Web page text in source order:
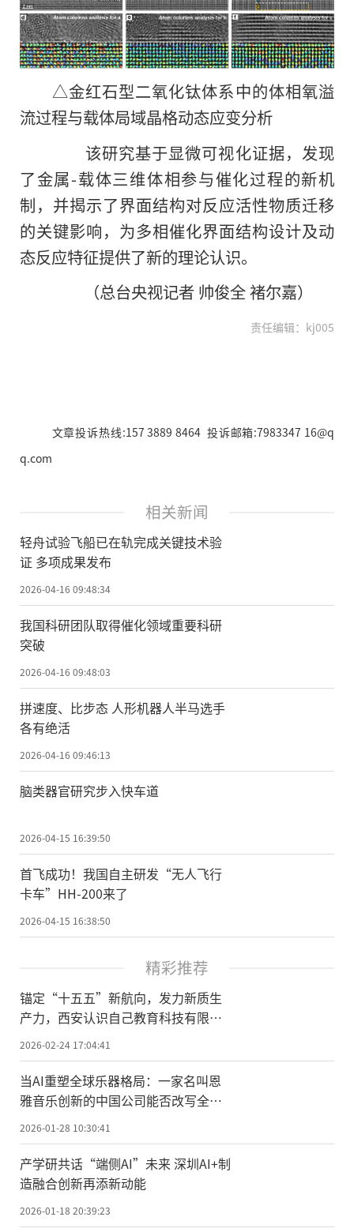
△金红石型二氧化钛体系中的体相氧溢
流过程与载体局域晶格动态应变分析
该研究基于显微可视化证据，发现
了金属-载体三维体相参与催化过程的新机
制，并揭示了界面结构对反应活性物质迁移
的关键影响，为多相催化界面结构设计及动
态反应特征提供了新的理论认识。
（总台央视记者 帅俊全 褚尔嘉）
责任编辑：kj005
文章投诉热线:157 3889 8464 投诉邮箱:7983347 16@q
q.com
相关新闻
轻舟试验飞船已在轨完成关键技术验
证 多项成果发布
2026-04-16 09:48:34
我国科研团队取得催化领域重要科研
突破
2026-04-16 09:48:03
拼速度、比步态 人形机器人半马选手
各有绝活
2026-04-16 09:46:13
脑类器官研究步入快车道
2026-04-15 16:39:50
首飞成功！我国自主研发“无人飞行
卡车”HH-200来了
2026-04-15 16:38:50
精彩推荐
锚定“十五五”新航向，发力新质生
产力，西安认识自己教育科技有限公
司荣膺国家级科技型中小企业
2026-02-24 17:04:41
当AI重塑全球乐器格局：一家名叫恩
雅音乐创新的中国公司能否改写全球
乐器创新史？
2026-01-28 10:30:41
产学研共话“端侧AI”未来 深圳AI+制
造融合创新再添新动能
2026-01-18 20:39:23